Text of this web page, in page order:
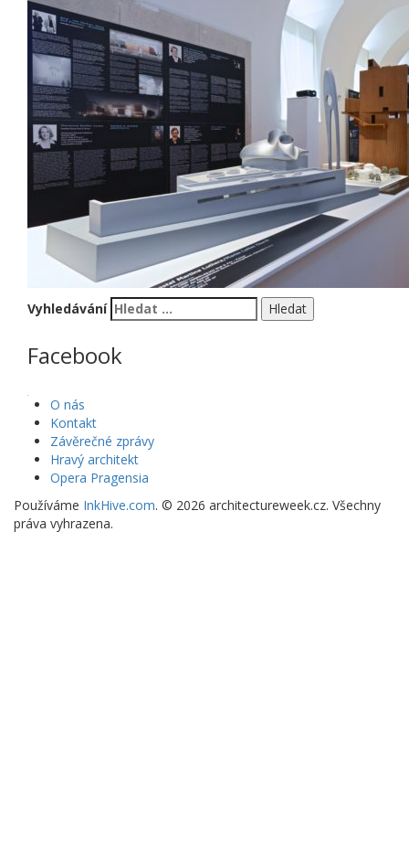
Vyhledávání
Facebook
O nás
Kontakt
Závěrečné zprávy
Hravý architekt
Opera Pragensia
Používáme InkHive.com. © 2026 architectureweek.cz. Všechny
práva vyhrazena.